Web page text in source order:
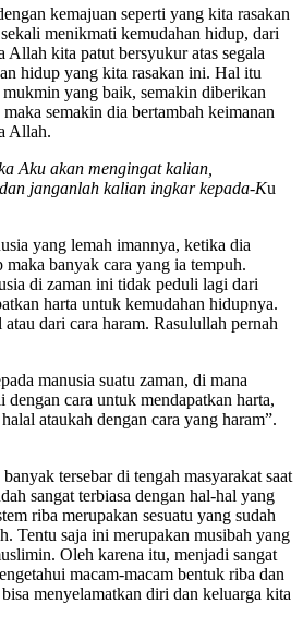
kemajuan seperti yang kita rasakan
menikmati kemudahan hidup, dari
Allah kita patut bersyukur atas segala
hidup yang kita rasakan ini. Hal itu
yang baik, semakin diberikan
semakin dia bertambah keimanan
Allah.
Aku akan mengingat kalian,
janganlah kalian ingkar kepada-Ku
yang lemah imannya, ketika dia
banyak cara yang ia tempuh.
di zaman ini tidak peduli lagi dari
harta untuk kemudahan hidupnya.
dari cara haram. Rasulullah pernah
manusia suatu zaman, di mana
dengan cara untuk mendapatkan harta,
ataukah dengan cara yang haram”.
tersebar di tengah masyarakat saat
sangat terbiasa dengan hal-hal yang
riba merupakan sesuatu yang sudah
Tentu saja ini merupakan musibah yang
Oleh karena itu, menjadi sangat
macam-macam bentuk riba dan
menyelamatkan diri dan keluarga kita